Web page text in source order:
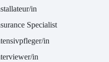
in
Specialist
in
in